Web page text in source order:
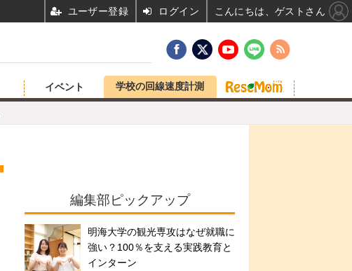
イベント 学校の回線速度計測
編集部ピックアップ
明海大学の観光専攻はなぜ就職に
強い？100％を支える実践教育と
インターン
ユーザー登録 ログイン こんにちは、ゲストさん